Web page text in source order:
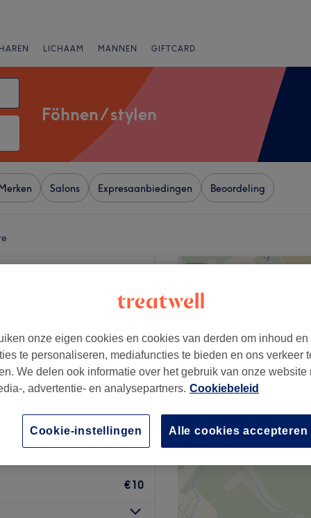
LICHAAM MANNEN GIFTCARD
Föhnen / stylen
Salons Expresaanbiedingen Beoordeling
€10
−
onze eigen cookies en cookies van derden om inhoud en
te personaliseren, mediafuncties te bieden en ons verkeer
We delen ook informatie over het gebruik van onze website
, advertentie- en analysepartners. Cookiebeleid
Alle cookies accepteren
Cookie-instellingen